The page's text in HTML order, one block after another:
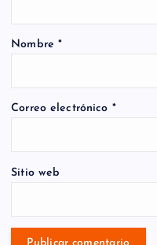
Nombre*
Correo electrónico *
Sitio web